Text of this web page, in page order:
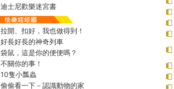
迪士尼歡樂迷宮書
拉開、扣好，我也做得到！
好長好長的神奇列車
袋鼠，這是你的便便嗎？
不關你的事！
10隻小瓢蟲
偷偷看一下－認識動物的家